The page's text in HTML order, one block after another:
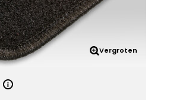
Vergroten